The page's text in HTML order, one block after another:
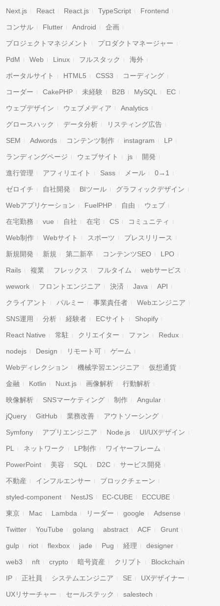
Next.js React React.js TypeScript Frontend
コンサル Flutter Android 企画
プロジェクトマネジメント プロダクトマネージャー
PdM Web Linux フルスタック 海外
ポータルサイト HTML5 CSS3 コーディング
コーダー CakePHP 未経験 B2B MySQL EC
ウェブデザイン ウェブメディア Analytics
グロースハック データ分析 リスティング広告
SEM Adwords コンテンツ制作 instagram LP
ランディングページ ウェブサイト js 開発
進行管理 アフィリエイト Sass メール 0→1
ゼロイチ 自社開発 BIツール グラフィックデザイン
Webアプリケーション FuelPHP 自由 ウェブ
在宅勤務 vue 自社 在宅 CS コミュニティ
Web制作 Webサイト スポーツ プレスリリース
新規開発 新規 第二新卒 コンテンツSEO LPO
Rails 複業 フレックス フルタイム webサービス
wework フロントエンジニア 決済 Java API
クライアント パルミー 事業責任者 Webエンジニア
SNS運用 分析 経験者 ECサイト Shopify
React Native 常駐 クリエイター ファン Redux
nodejs Design リモート可 ゲーム
Webディレクション 機械学習エンジニア 仮想通貨
金融 Kotlin Nuxt.js 画像解析 行動解析
映像解析 SNSマーケティング 制作 Angular
jQuery GitHub 業務改善 アウトソーシング
Symfony アプリエンジニア Node.js UI/UXデザイン
PL ネットワーク LP制作 ワイヤーフレーム
PowerPoint 美容 SQL D2C サービス開発
不動産 インフルエンサー ブロックチェーン
styled-component NestJS EC-CUBE ECCUBE
東京 Mac Lambda リーダー google Adsense
Twitter YouTube golang abstract ACF Grunt
gulp riot flexbox jade Pug 経理 designer
web3 nft crypto 暗号資産 クリプト Blockchain
IP 正社員 システムエンジニア SE UXデザイナー
UXリサーチャー セールステック salestech